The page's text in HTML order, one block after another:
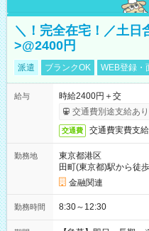
＼！完全在宅！／土日
>@2400円
派遣 ブランクOK WEB登録・
給与
時給2400円＋交
交通費別途支給あり
交通費 交通費実費支
勤務地
東京都港区
田町(東京都)駅から徒
金融関連
勤務時間 8:30～12:30